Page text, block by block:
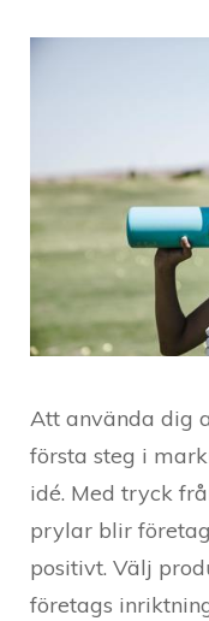
Att använda dig
första steg i
idé. Med tryck
prylar blir
positivt. Välj
företags